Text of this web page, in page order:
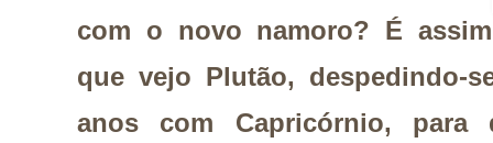
com o novo namoro? É assim
que vejo Plutão, despedindo-
anos com Capricórnio,